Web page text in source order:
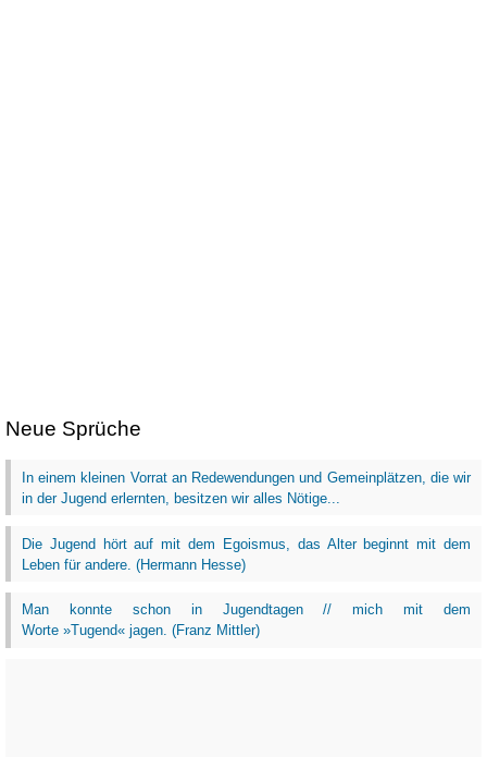
Neue Sprüche
In einem kleinen Vorrat an Redewendungen und Gemeinplätzen, die wir
in der Jugend erlernten, besitzen wir alles Nötige...
Die Jugend hört auf mit dem Egoismus, das Alter beginnt mit dem
Leben für andere. (Hermann Hesse)
Man konnte schon in Jugendtagen // mich mit dem
Worte »Tugend« jagen. (Franz Mittler)